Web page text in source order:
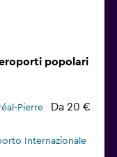
popolari
Pierre
Da 20 €
Internazionale